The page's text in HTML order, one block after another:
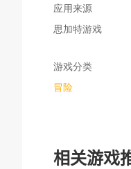
应用来源
思加特游戏
游戏分类
冒险
相关游戏